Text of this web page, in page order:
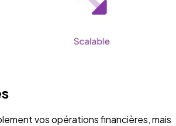
vos opérations financières, mais